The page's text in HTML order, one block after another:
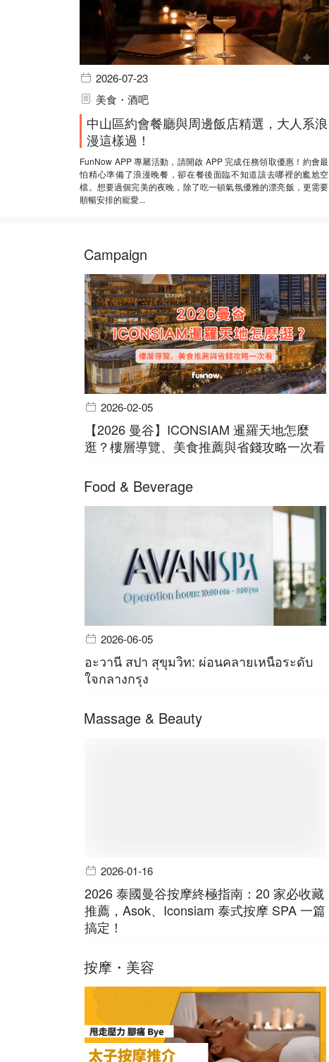
2026-07-23
美食・酒吧
中山區約會餐廳與周邊飯店精選，大人系浪
漫這樣過！
FunNow APP 專屬活動，請開啟 APP 完成任務領取優惠！約會最
怕精心準備了浪漫晚餐，卻在餐後面臨不知道該去哪裡的尷尬空
檔。想要過個完美的夜晚，除了吃一頓氣氛優雅的漂亮飯，更需要
順暢安排的寵愛...
Campaign
2026-02-05
【2026 曼谷】ICONSIAM 暹羅天地怎麼
逛？樓層導覽、美食推薦與省錢攻略一次看
Food & Beverage
2026-06-05
อะวานี สปา สุขุมวิท: ผ่อนคลายเหนือระดับ
ใจกลางกรุง
Massage & Beauty
2026-01-16
2026 泰國曼谷按摩終極指南：20 家必收藏
推薦，Asok、Iconsiam 泰式按摩 SPA 一篇
搞定！
按摩・美容